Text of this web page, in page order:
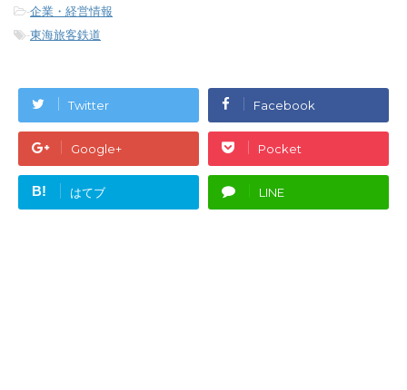
-企業・経営情報
-東海旅客鉄道
Twitter Facebook
Google+ Pocket
B! はてブ LINE